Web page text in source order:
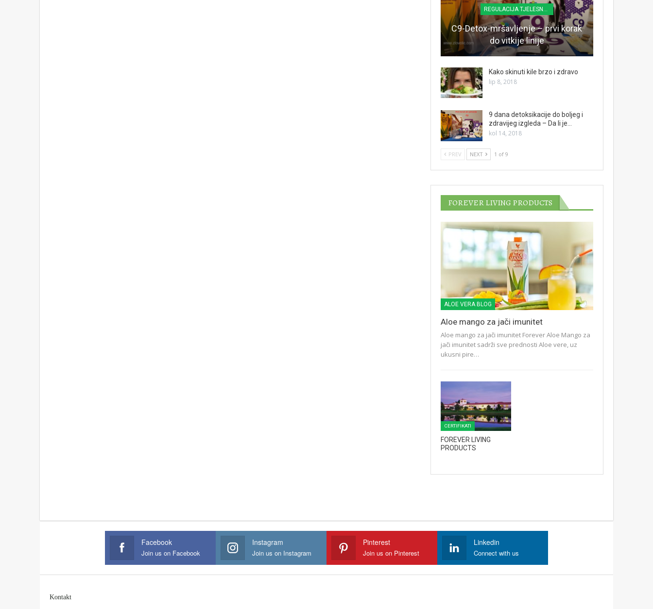
C9-Detox-mršavljenje – prvi korak
do vitkije linije
Kako skinuti kile brzo i zdravo
lip 8, 2018
9 dana detoksikacije do boljeg i
zdravijeg izgleda – Da li je…
kol 14, 2018
PREV NEXT 1 of 9
FOREVER LIVING PRODUCTS
ALOE VERA BLOG
Aloe mango za jači imunitet
Aloe mango za jači imunitet Forever Aloe Mango za
jači imunitet sadrži sve prednosti Aloe vere, uz
ukusni pire…
CERTIFIKATI
FOREVER LIVING
PRODUCTS
Facebook
Join us on Facebook
Instagram
Join us on Instagram
Pinterest
Join us on Pinterest
Linkedin
Connect with us
Kontakt